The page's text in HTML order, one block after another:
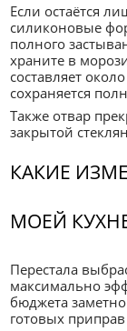
Если остаётся
силиконовые
полного
храните в
составляет
сохраняется
Также отвар
закрытой
КАКИЕ
МОЕЙ
Перестала
максимально
бюджета
готовых